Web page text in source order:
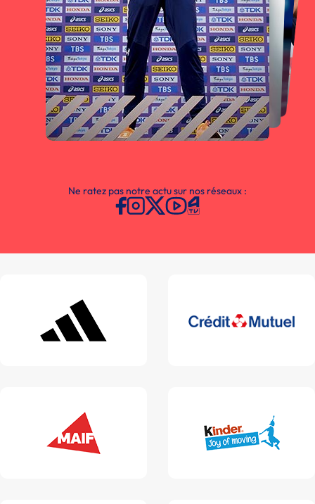
Ne ratez pas notre actu sur nos réseaux :